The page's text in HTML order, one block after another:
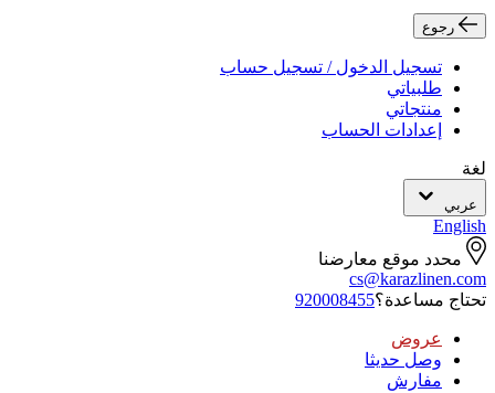
رجوع
تسجيل الدخول / تسجيل حساب
طلبياتي
منتجاتي
إعدادات الحساب
لغة
عربي
English
محدد موقع معارضنا
cs@karazlinen.com
تحتاج مساعدة؟920008455
عروض
وصل حديثا
مفارش